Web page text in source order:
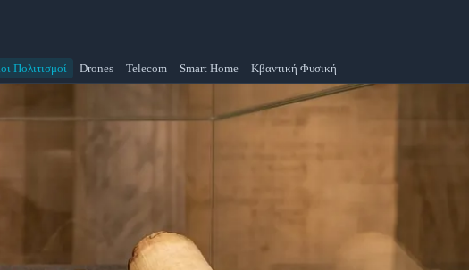
Πολιτισμοί Drones Telecom Smart Home Κβαντική Φυσική